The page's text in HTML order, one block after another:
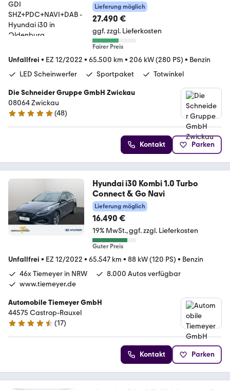
Lieferung möglich
27.490 €
ggf. zzgl. Lieferkosten
Fairer Preis
Unfallfrei • EZ 12/2022 • 65.500 km • 206 kW (280 PS) • Benzin
LED Scheinwerfer
Sportpaket Totwinkel
Die Schneider Gruppe GmbH Zwickau
08064 Zwickau
4.8 Sterne
(48)
Kontakt Parken
Hyundai i30 Kombi 1.0 Turbo
Connect & Go Navi
Lieferung möglich
16.490 €
19% MwSt. ggf. zzgl. Lieferkosten
Guter Preis
Unfallfrei • EZ 12/2022 • 65.547 km • 88 kW (120 PS) • Benzin
46x Tiemeyer in NRW
8.000 Autos verfügbar
www.tiemeyer.de
Automobile Tiemeyer GmbH
44575 Castrop-Rauxel
4.6 Sterne
(17)
Kontakt Parken